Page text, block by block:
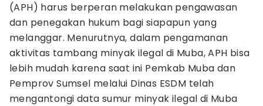
(APH) harus berperan melakukan pengawasan
dan penegakan hukum bagi siapapun yang
melanggar. Menurutnya, dalam pengamanan
aktivitas tambang minyak ilegal di Muba, APH bisa
lebih mudah karena saat ini Pemkab Muba dan
Pemprov Sumsel melalui Dinas ESDM telah
mengantongi data sumur minyak ilegal di Muba